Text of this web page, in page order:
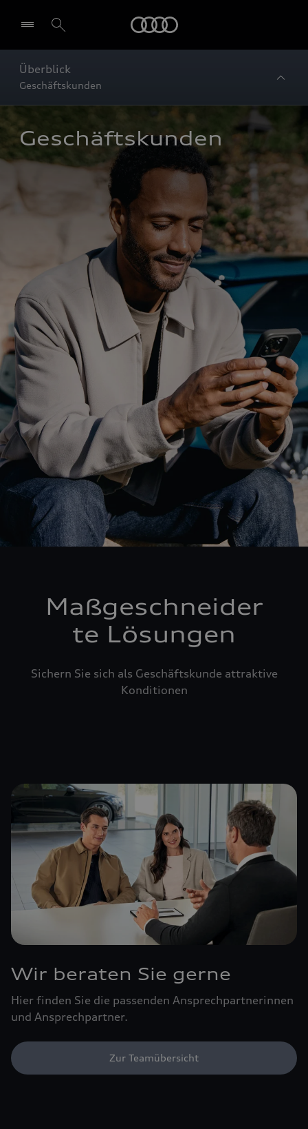
Überblick
Geschäftskunden
Geschäftskunden
Maßgeschneider
te Lösungen
Sichern Sie sich als Geschäftskunde attraktive
Konditionen
Wir beraten Sie gerne
Hier finden Sie die passenden Ansprechpartnerinnen
und Ansprechpartner.
Zur Teamübersicht